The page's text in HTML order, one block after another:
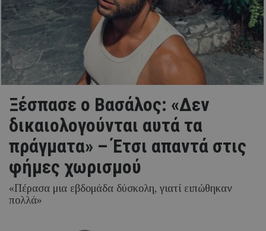
Ξέσπασε ο Βασάλος: «Δεν
δικαιολογούνται αυτά τα
πράγματα» – Έτσι απαντά στις
φήμες χωρισμού
«Πέρασα μια εβδομάδα δύσκολη, γιατί ειπώθηκαν
πολλά»